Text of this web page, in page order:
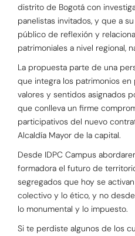
distrito de Bogotá con
panelistas invitados, y que a
público de reflexión y
patrimoniales a nivel regional,
La propuesta parte de una
que integra los patrimonios en
valores y sentidos asignados
que conlleva un firme
participativos del nuevo
Alcaldía Mayor de la capital.
Desde IDPC Campus
formadora el futuro de
segregados que hoy se
colectivo y lo ético, y no
lo monumental y lo impuesto.
Si te perdiste algunos de los